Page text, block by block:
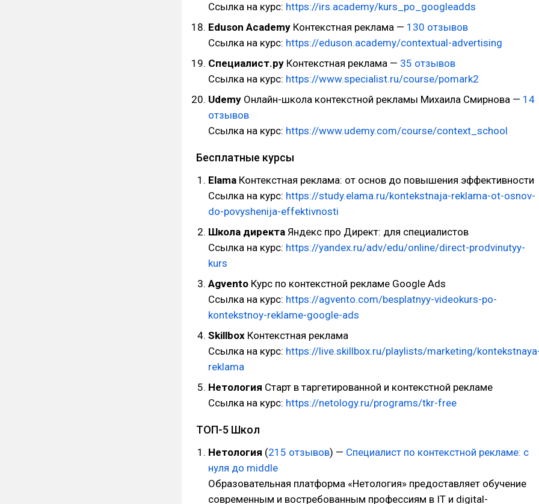
Ссылка на курс: https://irs.academy/kurs_po_googleadds
Eduson Academy Контекстная реклама — 130 отзывов
Ссылка на курс: https://eduson.academy/contextual-advertising
Специалист.ру Контекстная реклама — 35 отзывов
Ссылка на курс: https://www.specialist.ru/course/pomark2
Udemy Онлайн-школа контекстной рекламы Михаила Смирнова — 14
отзывов
Ссылка на курс: https://www.udemy.com/course/context_school
Бесплатные курсы
Elama Контекстная реклама: от основ до повышения эффективности
Ссылка на курс: https://study.elama.ru/kontekstnaja-reklama-ot-osnov-
do-povyshenija-effektivnosti
Школа директа Яндекс про Директ: для специалистов
Ссылка на курс: https://yandex.ru/adv/edu/online/direct-prodvinutyy-
kurs
Agvento Курс по контекстной рекламе Google Ads
Ссылка на курс: https://agvento.com/besplatnyy-videokurs-po-
kontekstnoy-reklame-google-ads
Skillbox Контекстная реклама
Ссылка на курс: https://live.skillbox.ru/playlists/marketing/
reklama
Нетология Старт в таргетированной и контекстной рекламе
Ссылка на курс: https://netology.ru/programs/tkr-free
ТОП-5 Школ
Нетология (215 отзывов) — Специалист по контекстной рекламе: с
нуля до middle
Образовательная платформа «Нетология» предоставляет обучение
современным и востребованным профессиям в IT и digital-